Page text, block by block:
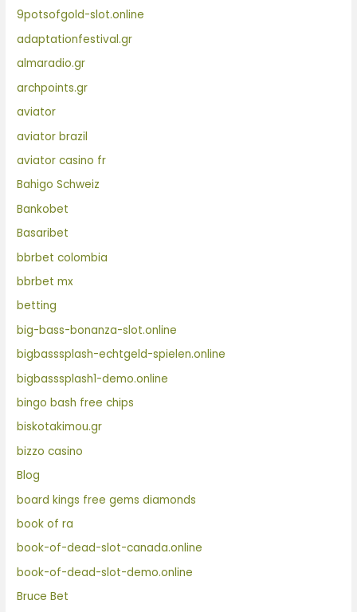
9potsofgold-slot.online
adaptationfestival.gr
almaradio.gr
archpoints.gr
aviator
aviator brazil
aviator casino fr
Bahigo Schweiz
Bankobet
Basaribet
bbrbet colombia
bbrbet mx
betting
big-bass-bonanza-slot.online
bigbasssplash-echtgeld-spielen.online
bigbasssplash1-demo.online
bingo bash free chips
biskotakimou.gr
bizzo casino
Blog
board kings free gems diamonds
book of ra
book-of-dead-slot-canada.online
book-of-dead-slot-demo.online
Bruce Bet